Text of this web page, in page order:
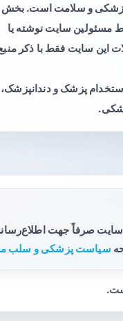
پزشکی و سلامت است. بخش
مسئولین سایت نوشته یا
این سایت فقط با ذکر
پزشک و دندانپزشک،
صرفاً جهت
سیاست پزشکی و سلب